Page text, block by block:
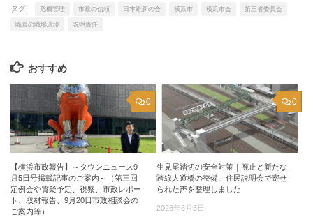
タグ: 危機管理 市政の信頼 日本維新の会 横浜市 横浜市会 第三者委員会
職員の職場環境 説明責任
おすすめ
0
【横浜市政報告】～タウンニュース9
月5日号掲載記事のご案内～（第三回
定例会や質疑予定、視察、市政レポー
ト、取材報告、9月20日市政相談会の
ご案内等）
0
生見尾踏切の安全対策｜廃止と新たな
跨線人道橋の整備、住民説明会で寄せ
られた声を整理しました
2026年6月5日